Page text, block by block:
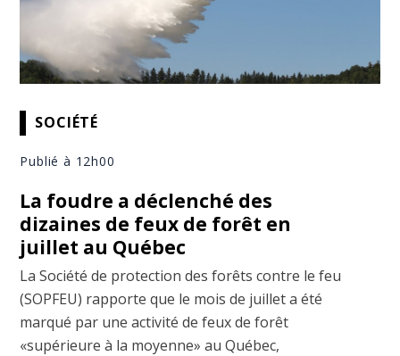
SOCIÉTÉ
Publié à 12h00
La foudre a déclenché des
dizaines de feux de forêt en
juillet au Québec
La Société de protection des forêts contre le feu
(SOPFEU) rapporte que le mois de juillet a été
marqué par une activité de feux de forêt
«supérieure à la moyenne» au Québec,